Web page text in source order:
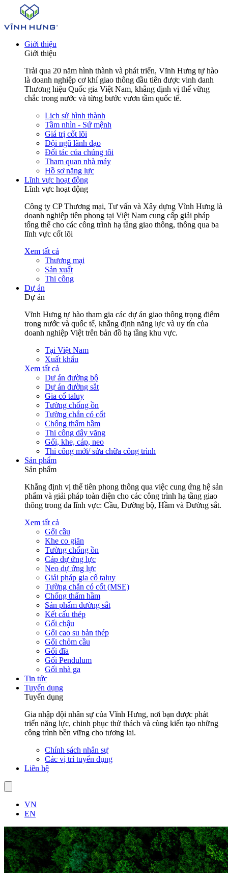
Giới thiệu
Giới thiệu
Trải qua 20 năm hình thành và phát triển, Vĩnh Hưng tự hào
là doanh nghiệp cơ khí giao thông đầu tiên được vinh danh
Thương hiệu Quốc gia Việt Nam, khẳng định vị thế vững
chắc trong nước và từng bước vươn tầm quốc tế.
Lịch sử hình thành
Tầm nhìn - Sứ mệnh
Giá trị cốt lõi
Đội ngũ lãnh đạo
Đối tác của chúng tôi
Tham quan nhà máy
Hồ sơ năng lực
Lĩnh vực hoạt động
Lĩnh vực hoạt động
Công ty CP Thương mại, Tư vấn và Xây dựng Vĩnh Hưng là
doanh nghiệp tiên phong tại Việt Nam cung cấp giải pháp
tổng thể cho các công trình hạ tầng giao thông, thông qua ba
lĩnh vực cốt lõi
Xem tất cả
Thương mại
Sản xuất
Thi công
Dự án
Dự án
Vĩnh Hưng tự hào tham gia các dự án giao thông trọng điểm
trong nước và quốc tế, khẳng định năng lực và uy tín của
doanh nghiệp Việt trên bản đồ hạ tầng khu vực.
Tại Việt Nam
Xuất khẩu
Xem tất cả
Dự án đường bộ
Dự án đường sắt
Gia cố taluy
Tường chống ồn
Tường chắn có cốt
Chống thấm hầm
Thi công dây văng
Gối, khe, cáp, neo
Thi công mới/ sửa chữa công trình
Sản phẩm
Sản phẩm
Khẳng định vị thế tiên phong thông qua việc cung ứng hệ sản
phẩm và giải pháp toàn diện cho các công trình hạ tầng giao
thông trong đa lĩnh vực: Cầu, Đường bộ, Hầm và Đường sắt.
Xem tất cả
Gối cầu
Khe co giãn
Tường chống ồn
Cáp dự ứng lực
Neo dự ứng lực
Giải pháp gia cố taluy
Tường chắn có cốt (MSE)
Chống thấm hầm
Sản phẩm đường sắt
Kết cấu thép
Gối chậu
Gối cao su bản thép
Gối chỏm cầu
Gối đĩa
Gối Pendulum
Gối nhà ga
Tin tức
Tuyển dụng
Tuyển dụng
Gia nhập đội nhân sự của Vĩnh Hưng, nơi bạn được phát
triển năng lực, chinh phục thử thách và cùng kiến tạo những
công trình bền vững cho tương lai.
Chính sách nhân sự
Các vị trí tuyển dụng
Liên hệ
VN
EN